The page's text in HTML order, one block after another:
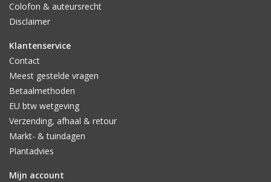
Colofon & auteursrecht
Disclaimer
Klantenservice
Contact
Meest gestelde vragen
Betaalmethoden
EU btw wetgeving
Verzending, afhaal & retour
Markt- & tuindagen
Plantadvies
Mijn account